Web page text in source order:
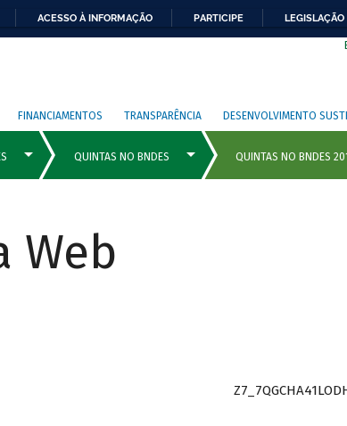
ACESSO À INFORMAÇÃO PARTICIPE LEGISLAÇÃO
FINANCIAMENTOS TRANSPARÊNCIA DESENVOLVIMENTO
Web